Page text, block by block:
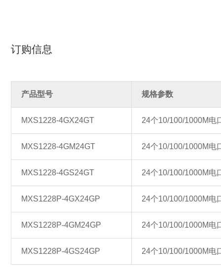
订购信息
产品型号 规格参数
MXS1228-4GX24GT 24个10/100/1000M电
MXS1228-4GM24GT 24个10/100/1000M电
MXS1228-4GS24GT 24个10/100/1000M电
MXS1228P-4GX24GP 24个10/100/1000M电
MXS1228P-4GM24GP 24个10/100/1000M电
MXS1228P-4GS24GP 24个10/100/1000M电